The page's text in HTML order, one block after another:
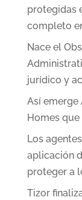
protegidas
completo
Nace el
jurídico y
Así emerge
Homes
Los
aplicación
proteger a
Tizor